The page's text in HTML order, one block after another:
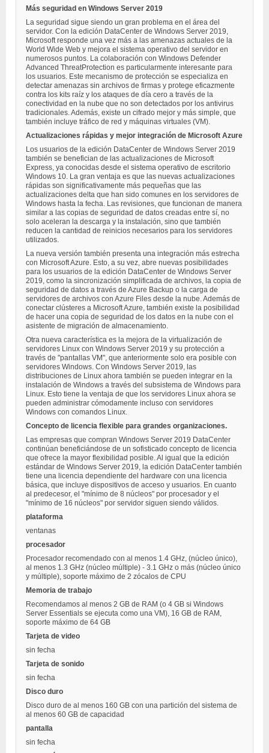
Más seguridad en Windows Server 2019
La seguridad sigue siendo un gran problema en el área del
servidor. Con la edición DataCenter de Windows Server 2019,
Microsoft responde una vez más a las amenazas actuales de la
World Wide Web y mejora el sistema operativo del servidor en
numerosos puntos. La colaboración con Windows Defender
Advanced ThreatProtection es particularmente interesante para
los usuarios. Este mecanismo de protección se especializa en
detectar amenazas sin archivos de firmas y protege eficazmente
contra los kits raíz y los ataques de día cero a través de la
conectividad en la nube que no son detectados por los antivirus
tradicionales. Además, existe un cifrado mejor y más simple, que
también incluye tráfico de red y máquinas virtuales (VM).
Actualizaciones rápidas y mejor integración de Microsoft Azure
Los usuarios de la edición DataCenter de Windows Server 2019
también se benefician de las actualizaciones de Microsoft
Express, ya conocidas desde el sistema operativo de escritorio
Windows 10. La gran ventaja es que las nuevas actualizaciones
rápidas son significativamente más pequeñas que las
actualizaciones delta que han sido comunes en los servidores de
Windows hasta la fecha. Las revisiones, que funcionan de manera
similar a las copias de seguridad de datos creadas entre sí, no
solo aceleran la descarga y la instalación, sino que también
reducen la cantidad de reinicios necesarios para los servidores
utilizados.
La nueva versión también presenta una integración más estrecha
con Microsoft Azure. Esto, a su vez, abre nuevas posibilidades
para los usuarios de la edición DataCenter de Windows Server
2019, como la sincronización simplificada de archivos, la copia de
seguridad de datos a través de Azure Backup o la carga de
servidores de archivos con Azure Files desde la nube. Además de
conectar clústeres a Microsoft Azure, también existe la posibilidad
de hacer una copia de seguridad de los datos en la nube con el
asistente de migración de almacenamiento.
Otra nueva característica es la mejora de la virtualización de
servidores Linux con Windows Server 2019 y su protección a
través de "pantallas VM", que anteriormente solo era posible con
servidores Windows. Con Windows Server 2019, las
distribuciones de Linux ahora también se pueden integrar en la
instalación de Windows a través del subsistema de Windows para
Linux. Esto tiene la ventaja de que los servidores Linux ahora se
pueden administrar cómodamente incluso con servidores
Windows con comandos Linux.
Concepto de licencia flexible para grandes organizaciones.
Las empresas que compran Windows Server 2019 DataCenter
continúan beneficiándose de un sofisticado concepto de licencia
que ofrece la mayor flexibilidad posible. Al igual que la edición
estándar de Windows Server 2019, la edición DataCenter también
tiene una licencia dependiente del hardware con una licencia
básica, que incluye dispositivos de acceso y usuarios. En cuanto
al predecesor, el "mínimo de 8 núcleos" por procesador y el
"mínimo de 16 núcleos" por servidor siguen siendo válidos.
plataforma
ventanas
procesador
Procesador recomendado con al menos 1.4 GHz, (núcleo único),
al menos 1.3 GHz (núcleo múltiple) - 3.1 GHz o más (núcleo único
y múltiple), soporte máximo de 2 zócalos de CPU
Memoria de trabajo
Recomendamos al menos 2 GB de RAM (o 4 GB si Windows
Server Essentials se ejecuta como una VM), 16 GB de RAM,
soporte máximo de 64 GB
Tarjeta de video
sin fecha
Tarjeta de sonido
sin fecha
Disco duro
Disco duro de al menos 160 GB con una partición del sistema de
al menos 60 GB de capacidad
pantalla
sin fecha